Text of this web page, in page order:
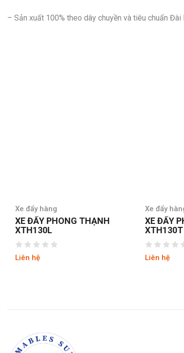
– Sản xuất 100% theo dây chuyền và tiêu chuẩn Đài
Xe đẩy hàng
XE ĐẨY PHONG THẠNH
XTH130T
8